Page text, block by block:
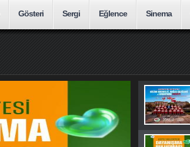
Gösteri Sergi Eğlence Sinema